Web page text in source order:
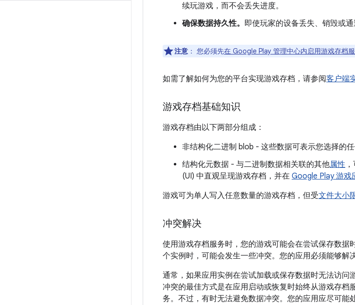
续玩游戏，而不会丢失进度。
确保数据持久性。 即使玩家的设备丢失、销毁或
注意 ： 您必须先在 Google Play 管理中心内启用游戏存档
如需了解如何为您的平台实现游戏存档，请参阅客户端
游戏存档基础知识
游戏存档由以下两部分组成：
非结构化二进制 blob - 这些数据可表示您选择的
结构化元数据 - 与二进制数据相关联的其他属性
(UI) 中直观呈现游戏存档，并在 Google Play 游戏
游戏可为单人写入任意数量的游戏存档，但受文件大小
冲突解决
使用游戏存档服务时，您的游戏可能会在尝试保存数
个实例时，可能会发生一些冲突。您的应用必须能够解
通常，如果应用实例在尝试加载或保存数据时无法访
冲突的最佳方式是在应用启动或恢复时始终从游戏存
务。不过，有时无法避免数据冲突。您的应用应尽可